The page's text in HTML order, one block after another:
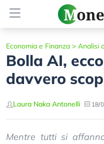
Economia e Finanza > Analisi
Bolla AI,
davvero
Laura Naka Antonelli 18/
Mentre tutti si